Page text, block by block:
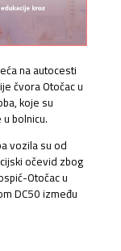
na autocesti
čvora Otočac u
koje su
bolnicu.
vozila su od
očevid zbog
Otočac u
DC50 između